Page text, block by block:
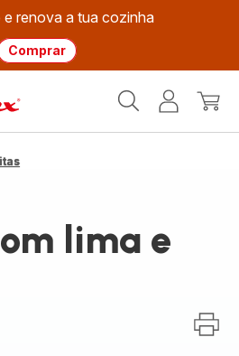
renova a tua cozinha
Comprar
Moulinex
O
lima e